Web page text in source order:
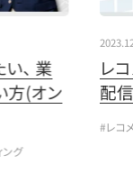
、 業
方(オン
ング
レ
配
#レコ